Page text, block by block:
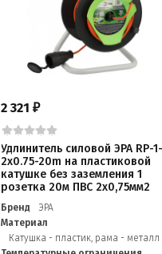
2 321₽
Удлинитель силовой ЭРА RP-
2x0.75-20m на пластиковой
катушке без заземления 1
розетка 20м ПВС 2х0,75мм2
Бренд
ЭРА
Материал
Катушка - пластик, рама - металл